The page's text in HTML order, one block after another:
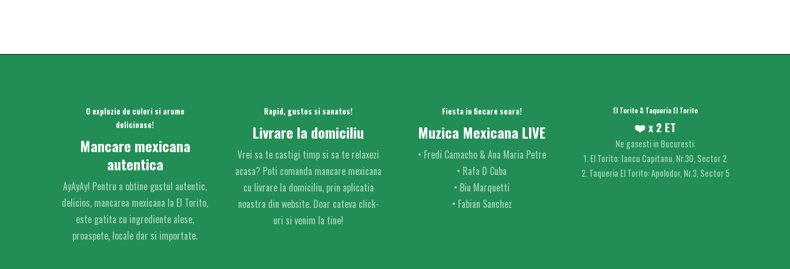
O explozie de culori si arome
delicioase!
Mancare mexicana
autentica
AyAyAy! Pentru a obtine gustul autentic,
delicios, mancarea mexicana la El Torito,
este gatita cu ingrediente alese,
proaspete, locale dar si importate.
Rapid, gustos si sanatos!
Livrare la domiciliu
Vrei sa te castigi timp si sa te relaxezi
acasa? Poti comanda mancare mexicana
cu livrare la domiciliu, prin aplicatia
noastra din website. Doar cateva click-
uri si venim la tine!
Fiesta in fiecare seara!
Muzica Mexicana LIVE
• Fredi Camacho & Ana Maria Petre
• Rafa D Cuba
• Biu Marquetti
• Fabian Sanchez
El Torito & Taqueria El Torito
❤️ x 2 ET
Ne gasesti in Bucuresti:
1. El Torito: Iancu Capitanu, Nr.30, Sector 2
2. Taqueria El Torito: Apolodor, Nr.3, Sector 5